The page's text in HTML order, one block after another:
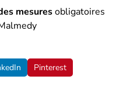
mesuresobligatoires
Pinterest